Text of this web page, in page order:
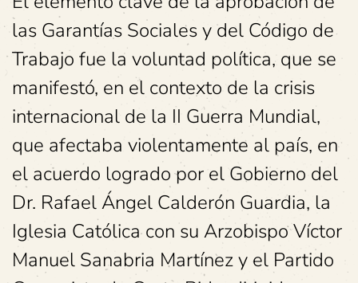
las Garantías Sociales y del Código de
Trabajo fue la voluntad política, que se
manifestó, en el contexto de la crisis
internacional de la II Guerra Mundial,
que afectaba violentamente al país, en
el acuerdo logrado por el Gobierno del
Dr. Rafael Ángel Calderón Guardia, la
Iglesia Católica con su Arzobispo Víctor
Manuel Sanabria Martínez y el Partido